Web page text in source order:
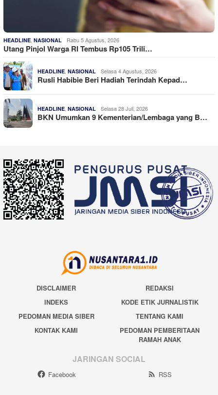
HEADLINE NASIONAL Rabu 5 Agustus, 2026
Utang Pinjol Warga RI Tembus Rp105 Trili…
HEADLINE NASIONAL Selasa 4 Agustus, 2026
Rusli Habibie Beri Hadiah Terindah Kepad…
HEADLINE NASIONAL Selasa 28 Juli, 2026
BKN Umumkan 9 Kementerian/Lembaga yang B…
DISCLAIMER
REDAKSI
INDEKS
KODE ETIK JURNALISTIK
PEDOMAN MEDIA SIBER
TENTANG KAMI
KONTAK KAMI
PEDOMAN PEMBERITAAN
RAMAH ANAK
JARINGAN SOCIAL
Facebook RSS